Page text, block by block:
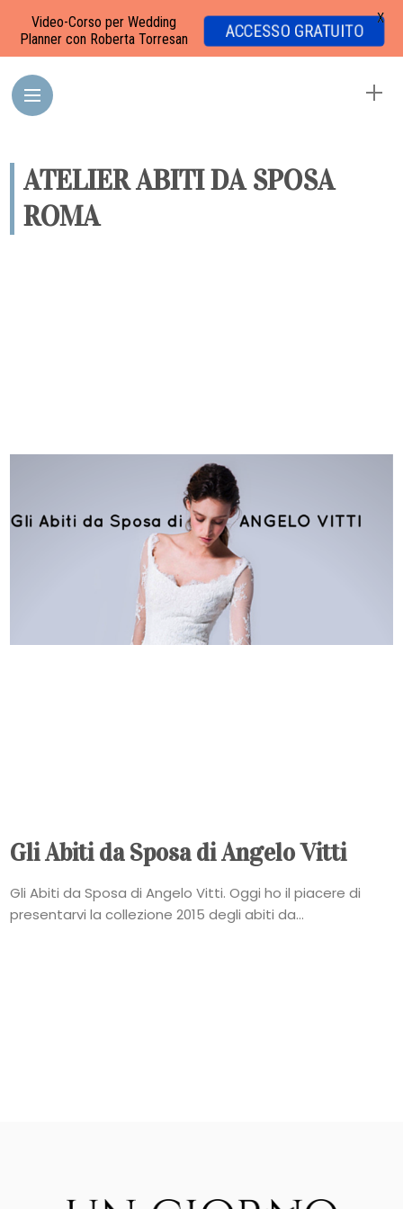
ATELIER ABITI DA SPOSA
ROMA
Gli Abiti da Sposa di Angelo Vitti
Gli Abiti da Sposa di Angelo Vitti. Oggi ho il piacere di
presentarvi la collezione 2015 degli abiti da...
Video-Corso per Wedding
Planner con Roberta Torresan
ACCESSO GRATUITO
X